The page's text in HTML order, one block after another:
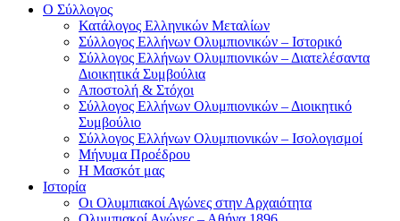
Ο Σύλλογος
Κατάλογος Ελληνικών Μεταλίων
Σύλλογος Ελλήνων Ολυμπιονικών – Ιστορικό
Σύλλογος Ελλήνων Ολυμπιονικών – Διατελέσαντα
Διοικητικά Συμβούλια
Αποστολή & Στόχοι
Σύλλογος Ελλήνων Ολυμπιονικών – Διοικητικό
Συμβούλιο
Σύλλογος Ελλήνων Ολυμπιονικών – Ισολογισμοί
Μήνυμα Προέδρου
Η Μασκότ μας
Ιστορία
Οι Ολυμπιακοί Αγώνες στην Αρχαιότητα